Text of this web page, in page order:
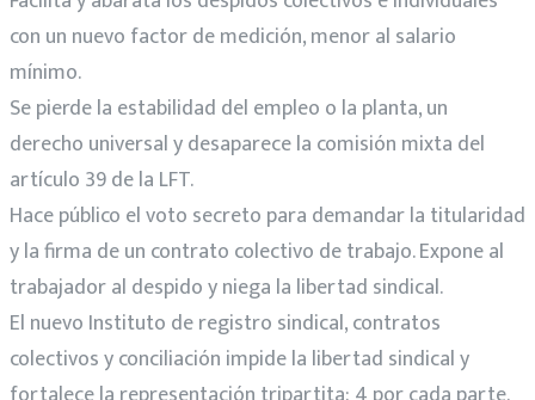
con un nuevo factor de medición, menor al salario
mínimo.
Se pierde la estabilidad del empleo o la planta, un
derecho universal y desaparece la comisión mixta del
artículo 39 de la LFT.
Hace público el voto secreto para demandar la titularidad
y la firma de un contrato colectivo de trabajo. Expone al
trabajador al despido y niega la libertad sindical.
El nuevo Instituto de registro sindical, contratos
colectivos y conciliación impide la libertad sindical y